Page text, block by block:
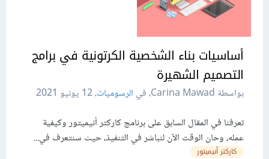
أساسيات بناء الشخصية الكرتونية في برامج
التصميم الشهيرة
بواسطة Carina Mawad، في الرسوميات،12 يونيو 2021
تعرفنا في المقال السابق على برنامج كاركتر أنيميتور وكيفية
عمله، وحان الوقت الآن لنباشر في التنفيذ، حيث سنتعرف في...
كاركتر أنيميتور